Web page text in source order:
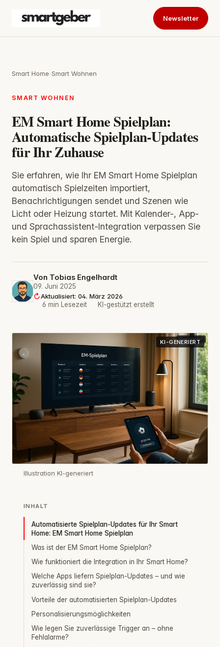
Newsletter
Smart Home›Smart Wohnen
SMART WOHNEN
EM Smart Home Spielplan:
Automatische Spielplan-Updates
für Ihr Zuhause
Sie erfahren, wie Ihr EM Smart Home Spielplan
automatisch Spielzeiten importiert,
Benachrichtigungen sendet und Szenen wie
Licht oder Heizung startet. Mit Kalender-, App-
und Sprachassistent-Integration verpassen Sie
kein Spiel und sparen Energie.
Von Tobias Engelhardt
09. Juni 2025
Aktualisiert: 04. März 2026
·
6 min Lesezeit · KI-gestützt erstellt
KI-GENERIERT
Illustration KI-generiert
INHALT
Automatisierte Spielplan-Updates für Ihr Smart
Home: EM Smart Home Spielplan
Was ist der EM Smart Home Spielplan?
Wie funktioniert die Integration in Ihr Smart Home?
Welche Apps liefern Spielplan-Updates – und wie
zuverlässig sind sie?
Vorteile der automatisierten Spielplan-Updates
Personalisierungsmöglichkeiten
Wie legen Sie zuverlässige Trigger an – ohne
Fehlalarme?